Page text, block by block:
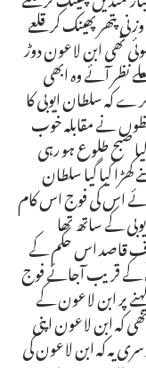
پتھر پھینک کر قلعے
تھی ابن لاعون دوڑ
نظر آئے وہ ابھی
کرے کہ سلطان ایوبی کا
نے مقابلہ خوب
صبح طلوع ہو رہی
کیا گیا سلطان
جائے اس کی فوج اس کام
کے ساتھ تھا
قاصد اس حکم کے
کے قریب آجائے فوج
پر ابن لاعون کے
کہ ابن لاعون اپنی
یہ کہ ابن لاعون کی